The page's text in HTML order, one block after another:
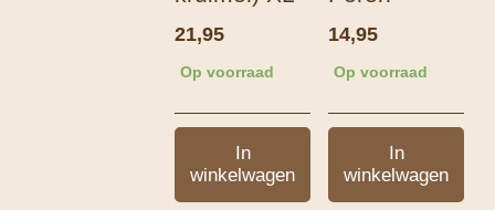
21,95
Op voorraad
In
winkelwagen
14,95
Op voorraad
In
winkelwagen